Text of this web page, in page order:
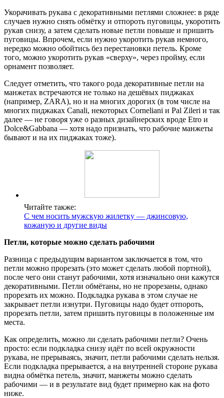
Укорачивать рукава с декоративными петлями сложнее: в ряде
случаев нужно снять обмётку и отпороть пуговицы, укоротить
рукав снизу, а затем сделать новые петли повыше и пришить
пуговицы. Впрочем, если нужно укоротить рукав немного,
нередко можно обойтись без перестановки петель. Кроме
того, можно укоротить рукав «сверху», через пройму, если
орнамент позволяет.
Следует отметить, что такого рода декоративные петли на
манжетах встречаются не только на дешёвых пиджаках
(например, ZARA), но и на многих дорогих (в том числе на
многих пиджаках Canali, некоторых Corneliani и Pal Zileri и так
далее — не говоря уже о разных дизайнерских вроде Etro и
Dolce&Gabbana — хотя надо признать, что рабочие манжеты
бывают и на их пиджаках тоже).
Читайте также:
С чем носить мужскую жилетку — джинсовую,
кожаную и другие виды
Петли, которые можно сделать рабочими
Разница с предыдущим вариантом заключается в том, что
петли можно прорезать (это может сделать любой портной),
после чего они станут рабочими, хотя изначально они кажутся
декоративными. Петли обмётаны, но не прорезаны, однако
прорезать их можно. Подкладка рукава в этом случае не
закрывает петли изнутри. Пуговицы надо будет отпороть,
прорезать петли, затем пришить пуговицы в положенные им
места.
Как определить, можно ли сделать рабочими петли? Очень
просто: если подкладка снизу идёт по всей окружности
рукава, не прерываясь, значит, петли рабочими сделать нельзя.
Если подкладка прерывается, а на внутренней стороне рукава
видна обмётка петель, значит, манжеты можно сделать
рабочими — и в результате вид будет примерно как на фото
ниже.